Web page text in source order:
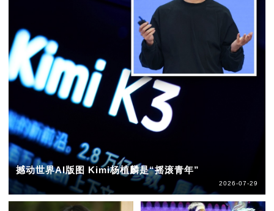
撼动世界AI版图 Kimi杨植麟是“摇滚青年”
2026-07-29